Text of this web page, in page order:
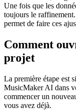
Une fois que les
toujours le
permet de faire ces
Comment
projet
La première étape est
MusicMaker AI dans
commencer un
vous avez déjà.